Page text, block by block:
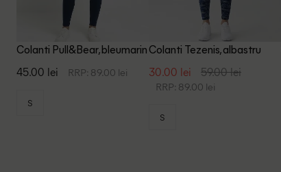
Colanti Pull&Bear, bleumarin
45.00 lei RRP: 89.00 lei
S
Colanti Tezenis, albastru
30.00 lei 59.00 lei
RRP: 89.00 lei
S